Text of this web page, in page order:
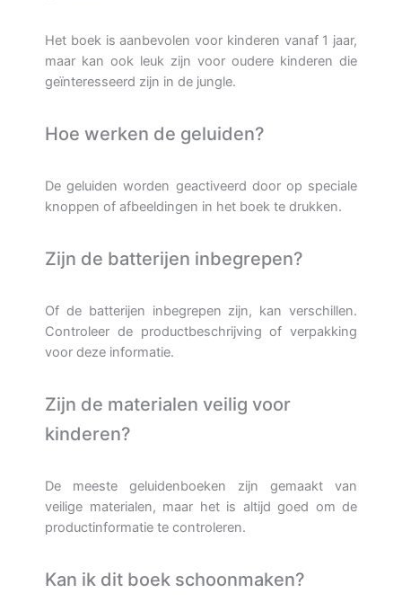
Het boek is aanbevolen voor kinderen vanaf 1 jaar,
maar kan ook leuk zijn voor oudere kinderen die
geïnteresseerd zijn in de jungle.
Hoe werken de geluiden?
De geluiden worden geactiveerd door op speciale
knoppen of afbeeldingen in het boek te drukken.
Zijn de batterijen inbegrepen?
Of de batterijen inbegrepen zijn, kan verschillen.
Controleer de productbeschrijving of verpakking
voor deze informatie.
Zijn de materialen veilig voor
kinderen?
De meeste geluidenboeken zijn gemaakt van
veilige materialen, maar het is altijd goed om de
productinformatie te controleren.
Kan ik dit boek schoonmaken?